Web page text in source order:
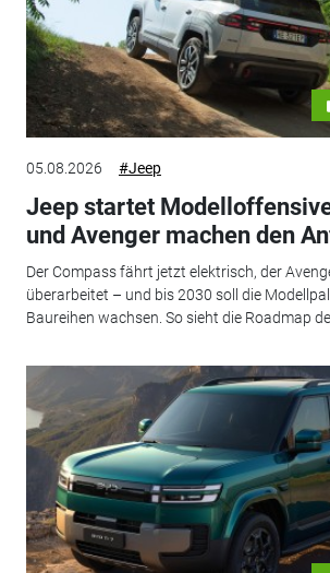
05.08.2026 #Jeep
Jeep startet
und Avenger machen den
Der Compass fährt jetzt elektrisch, der
überarbeitet – und bis 2030 soll die
Baureihen wachsen. So sieht die Roadmap